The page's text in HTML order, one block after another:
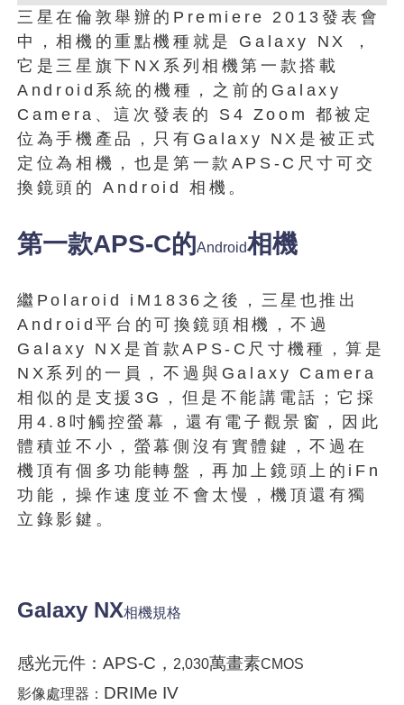
三星在倫敦舉辦的Premiere 2013發表會
中，相機的重點機種就是 Galaxy NX ，
它是三星旗下NX系列相機第一款搭載
Android系統的機種，之前的Galaxy
Camera、這次發表的 S4 Zoom 都被定
位為手機產品，只有Galaxy NX是被正式
定位為相機，也是第一款APS-C尺寸可交
換鏡頭的 Android 相機。
第一款APS-C的Android相機
繼Polaroid iM1836之後，三星也推出
Android平台的可換鏡頭相機，不過
Galaxy NX是首款APS-C尺寸機種，算是
NX系列的一員，不過與Galaxy Camera
相似的是支援3G，但是不能講電話；它採
用4.8吋觸控螢幕，還有電子觀景窗，因此
體積並不小，螢幕側沒有實體鍵，不過在
機頂有個多功能轉盤，再加上鏡頭上的iFn
功能，操作速度並不會太慢，機頂還有獨
立錄影鍵。
Galaxy NX相機規格
感光元件：APS-C， 2,030萬畫素CMOS
影像處理器： DRIMe IV